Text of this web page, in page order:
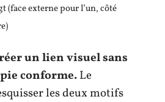
(face externe pour l’un, côté
un lien visuel sans
conforme.Le
les deux motifs